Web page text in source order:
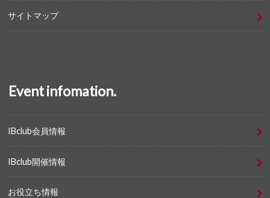
サイトマップ
Event infomation.
IBclub会員情報
IBclub開催情報
お役立ち情報